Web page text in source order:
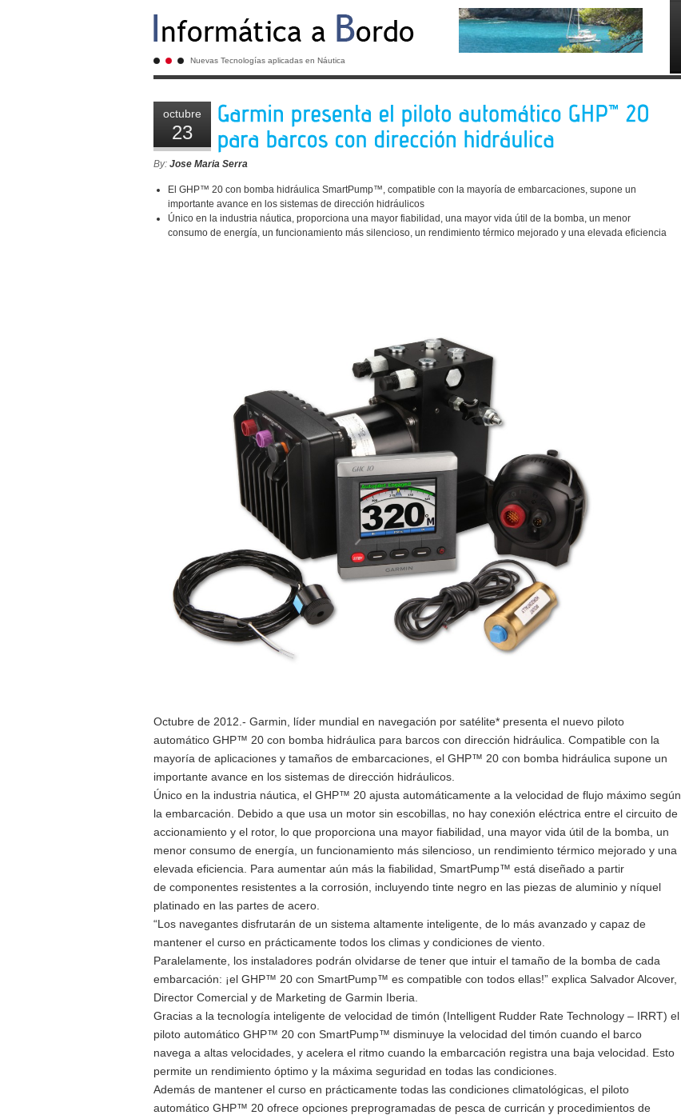
Nuevas Tecnologías aplicadas en Náutica
octubre
23
By: Jose Maria Serra
El GHP™ 20 con bomba hidráulica SmartPump™, compatible con la mayoría de embarcaciones, supone un
importante avance en los sistemas de dirección hidráulicos
Único en la industria náutica, proporciona una mayor fiabilidad, una mayor vida útil de la bomba, un menor
consumo de energía, un funcionamiento más silencioso, un rendimiento térmico mejorado y una elevada eficiencia
Octubre de 2012.- Garmin, líder mundial en navegación por satélite* presenta el nuevo piloto
automático GHP™ 20 con bomba hidráulica para barcos con dirección hidráulica. Compatible con la
mayoría de aplicaciones y tamaños de embarcaciones, el GHP™ 20 con bomba hidráulica supone un
importante avance en los sistemas de dirección hidráulicos.
Único en la industria náutica, el GHP™ 20 ajusta automáticamente a la velocidad de flujo máximo según
la embarcación. Debido a que usa un motor sin escobillas, no hay conexión eléctrica entre el circuito de
accionamiento y el rotor, lo que proporciona una mayor fiabilidad, una mayor vida útil de la bomba, un
menor consumo de energía, un funcionamiento más silencioso, un rendimiento térmico mejorado y una
elevada eficiencia. Para aumentar aún más la fiabilidad, SmartPump™ está diseñado a partir
de componentes resistentes a la corrosión, incluyendo tinte negro en las piezas de aluminio y níquel
platinado en las partes de acero.
“Los navegantes disfrutarán de un sistema altamente inteligente, de lo más avanzado y capaz de
mantener el curso en prácticamente todos los climas y condiciones de viento.
Paralelamente, los instaladores podrán olvidarse de tener que intuir el tamaño de la bomba de cada
embarcación: ¡el GHP™ 20 con SmartPump™ es compatible con todos ellas!” explica Salvador Alcover,
Director Comercial y de Marketing de Garmin Iberia.
Gracias a la tecnología inteligente de velocidad de timón (Intelligent Rudder Rate Technology – IRRT) el
piloto automático GHP™ 20 con SmartPump™ disminuye la velocidad del timón cuando el barco
navega a altas velocidades, y acelera el ritmo cuando la embarcación registra una baja velocidad. Esto
permite un rendimiento óptimo y la máxima seguridad en todas las condiciones.
Además de mantener el curso en prácticamente todas las condiciones climatológicas, el piloto
automático GHP™ 20 ofrece opciones preprogramadas de pesca de curricán y procedimientos de